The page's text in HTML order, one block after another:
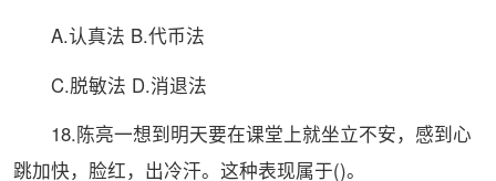
A.认真法 B.代币法
C.脱敏法 D.消退法
18.陈亮一想到明天要在课堂上就坐立不安，感到心
跳加快，脸红，出冷汗。这种表现属于()。